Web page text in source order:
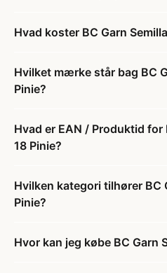
Hvad koster BC Garn
Hvilket mærke står bag BC
Pinie?
Hvad er EAN / Produktid for
18 Pinie?
Hvilken kategori tilhører BC
Pinie?
Hvor kan jeg købe BC Garn